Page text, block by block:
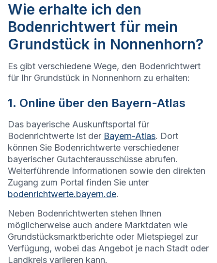
Wie erhalte ich den
Bodenrichtwert für mein
Grundstück in Nonnenhorn?
Es gibt verschiedene Wege, den Bodenrichtwert
für Ihr Grundstück in Nonnenhorn zu erhalten:
1. Online über den Bayern-Atlas
Das bayerische Auskunftsportal für
Bodenrichtwerte ist der Bayern-Atlas. Dort
können Sie Bodenrichtwerte verschiedener
bayerischer Gutachterausschüsse abrufen.
Weiterführende Informationen sowie den direkten
Zugang zum Portal finden Sie unter
bodenrichtwerte.bayern.de.
Neben Bodenrichtwerten stehen Ihnen
möglicherweise auch andere Marktdaten wie
Grundstücksmarktberichte oder Mietspiegel zur
Verfügung, wobei das Angebot je nach Stadt oder
Landkreis variieren kann.